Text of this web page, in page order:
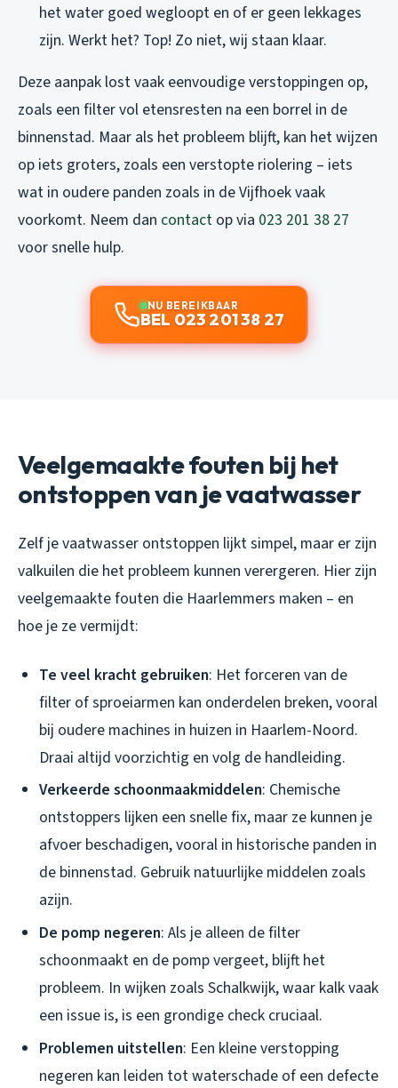
het water goed wegloopt en of er geen lekkages
zijn. Werkt het? Top! Zo niet, wij staan klaar.
Deze aanpak lost vaak eenvoudige verstoppingen op,
zoals een filter vol etensresten na een borrel in de
binnenstad. Maar als het probleem blijft, kan het wijzen
op iets groters, zoals een verstopte riolering – iets
wat in oudere panden zoals in de Vijfhoek vaak
voorkomt. Neem dan contact op via 023 201 38 27
voor snelle hulp.
NU BEREIKBAAR
BEL 023 201 38 27
Veelgemaakte fouten bij het
ontstoppen van je vaatwasser
Zelf je vaatwasser ontstoppen lijkt simpel, maar er zijn
valkuilen die het probleem kunnen verergeren. Hier zijn
veelgemaakte fouten die Haarlemmers maken – en
hoe je ze vermijdt:
Te veel kracht gebruiken: Het forceren van de
filter of sproeiarmen kan onderdelen breken, vooral
bij oudere machines in huizen in Haarlem-Noord.
Draai altijd voorzichtig en volg de handleiding.
Verkeerde schoonmaakmiddelen: Chemische
ontstoppers lijken een snelle fix, maar ze kunnen je
afvoer beschadigen, vooral in historische panden in
de binnenstad. Gebruik natuurlijke middelen zoals
azijn.
De pomp negeren: Als je alleen de filter
schoonmaakt en de pomp vergeet, blijft het
probleem. In wijken zoals Schalkwijk, waar kalk vaak
een issue is, is een grondige check cruciaal.
Problemen uitstellen: Een kleine verstopping
negeren kan leiden tot waterschade of een defecte